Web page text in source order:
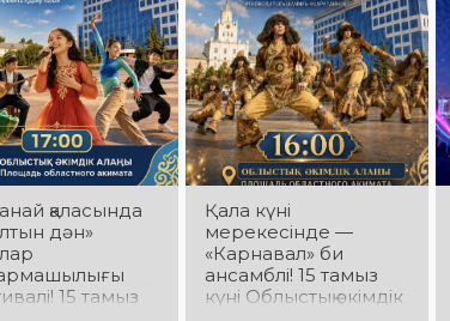
қаласында
дән»
15 тамыз
Қала күні
мерекесінде —
«Карнавал» би
ансамблі! 15 тамыз
күні Облыстық әкімдік